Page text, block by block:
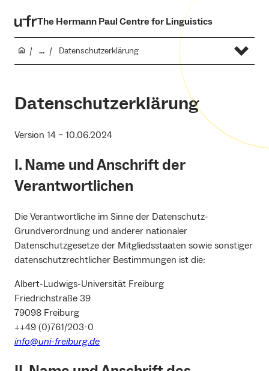
The Hermann Paul Centre for Linguistics
... Datenschutzerklärung
Datenschutzerklärung
Version 14 – 10.06.2024
I. Name und Anschrift der
Verantwortlichen
Die Verantwortliche im Sinne der Datenschutz‐
Grundverordnung und anderer nationaler
Datenschutzgesetze der Mitgliedsstaaten sowie sonstiger
datenschutzrechtlicher Bestimmungen ist die:
Albert-Ludwigs-Universität Freiburg
Friedrichstraße 39
79098 Freiburg
++49 (0)761/203-0
info@uni-freiburg.de